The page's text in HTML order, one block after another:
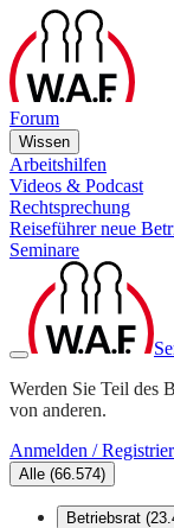
Forum
Wissen
Arbeitshilfen
Videos & Podcast
Rechtsprechung
Reiseführer neue
Seminare
Werden Sie Teil des
von anderen.
Anmelden /
Alle (66.574)
Betriebsrat (